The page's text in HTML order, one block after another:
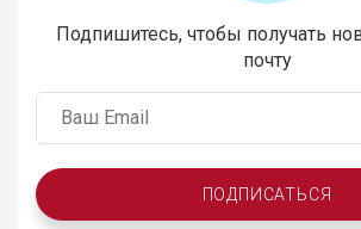
Подпишитесь, чтобы получать
почту
ПОДПИСАТЬСЯ